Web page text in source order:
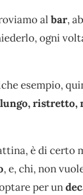
al bar,
ogni
esempio,
ristretto,
è di certo
, e, chi, non
per un